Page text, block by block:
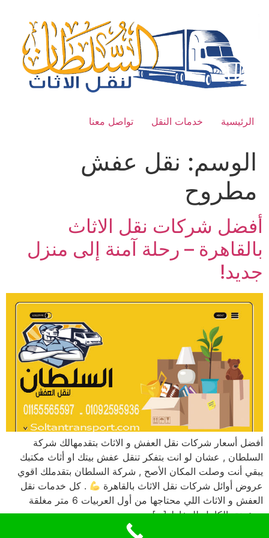
الرئيسية خدمات النقل تواصل معنا
الوسم: نقل عفش
مطروح
أفضل شركات نقل الاثاث
بالقاهرة – رحلة آمنة إلى منزل
جديد!
أفضل أسعار شركات نقل العفش و الاثاث بتقدمهالك شركة
السلطان , عشان لو انت بتفكر تنقل عفش بيتك او أثاث مكتبك
يبقي أنت وصلت المكان الأصح , شركة السلطان بتقدملك اقوي
عروض أوائل شركات نقل الاثاث بالقاهرة
. كل خدمات نقل
العفش و الاثاث اللي محتاجها من أول العربيات 6 متر مغلقة
ومؤمنة بالكامل للحفاظ […]